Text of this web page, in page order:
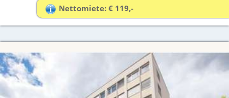
Nettomiete: € 119,-